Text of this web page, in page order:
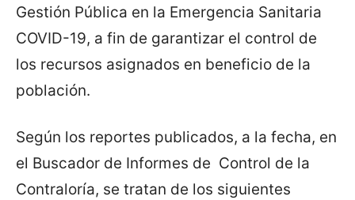
Gestión Pública en la Emergencia Sanitaria
COVID-19, a fin de garantizar el control de
los recursos asignados en beneficio de la
población.
Según los reportes publicados, a la fecha, en
el Buscador de Informes de Control de la
Contraloría, se tratan de los siguientes